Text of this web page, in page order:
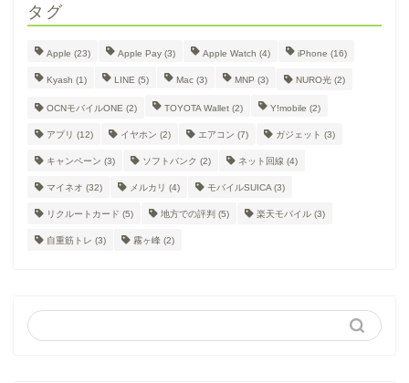
タグ
Apple (23) Apple Pay (3) Apple Watch (4) iPhone (16)
Kyash (1) LINE (5) Mac (3) MNP (3) NURO光 (2)
OCNモバイルONE (2) TOYOTA Wallet (2) Y!mobile (2)
アプリ (12) イヤホン (2) エアコン (7) ガジェット (3)
キャンペーン (3) ソフトバンク (2) ネット回線 (4)
マイネオ (32) メルカリ (4) モバイルSUICA(3)
リクルートカード (5) 地方での評判 (5) 楽天モバイル (3)
自重筋トレ (3) 霧ヶ峰 (2)